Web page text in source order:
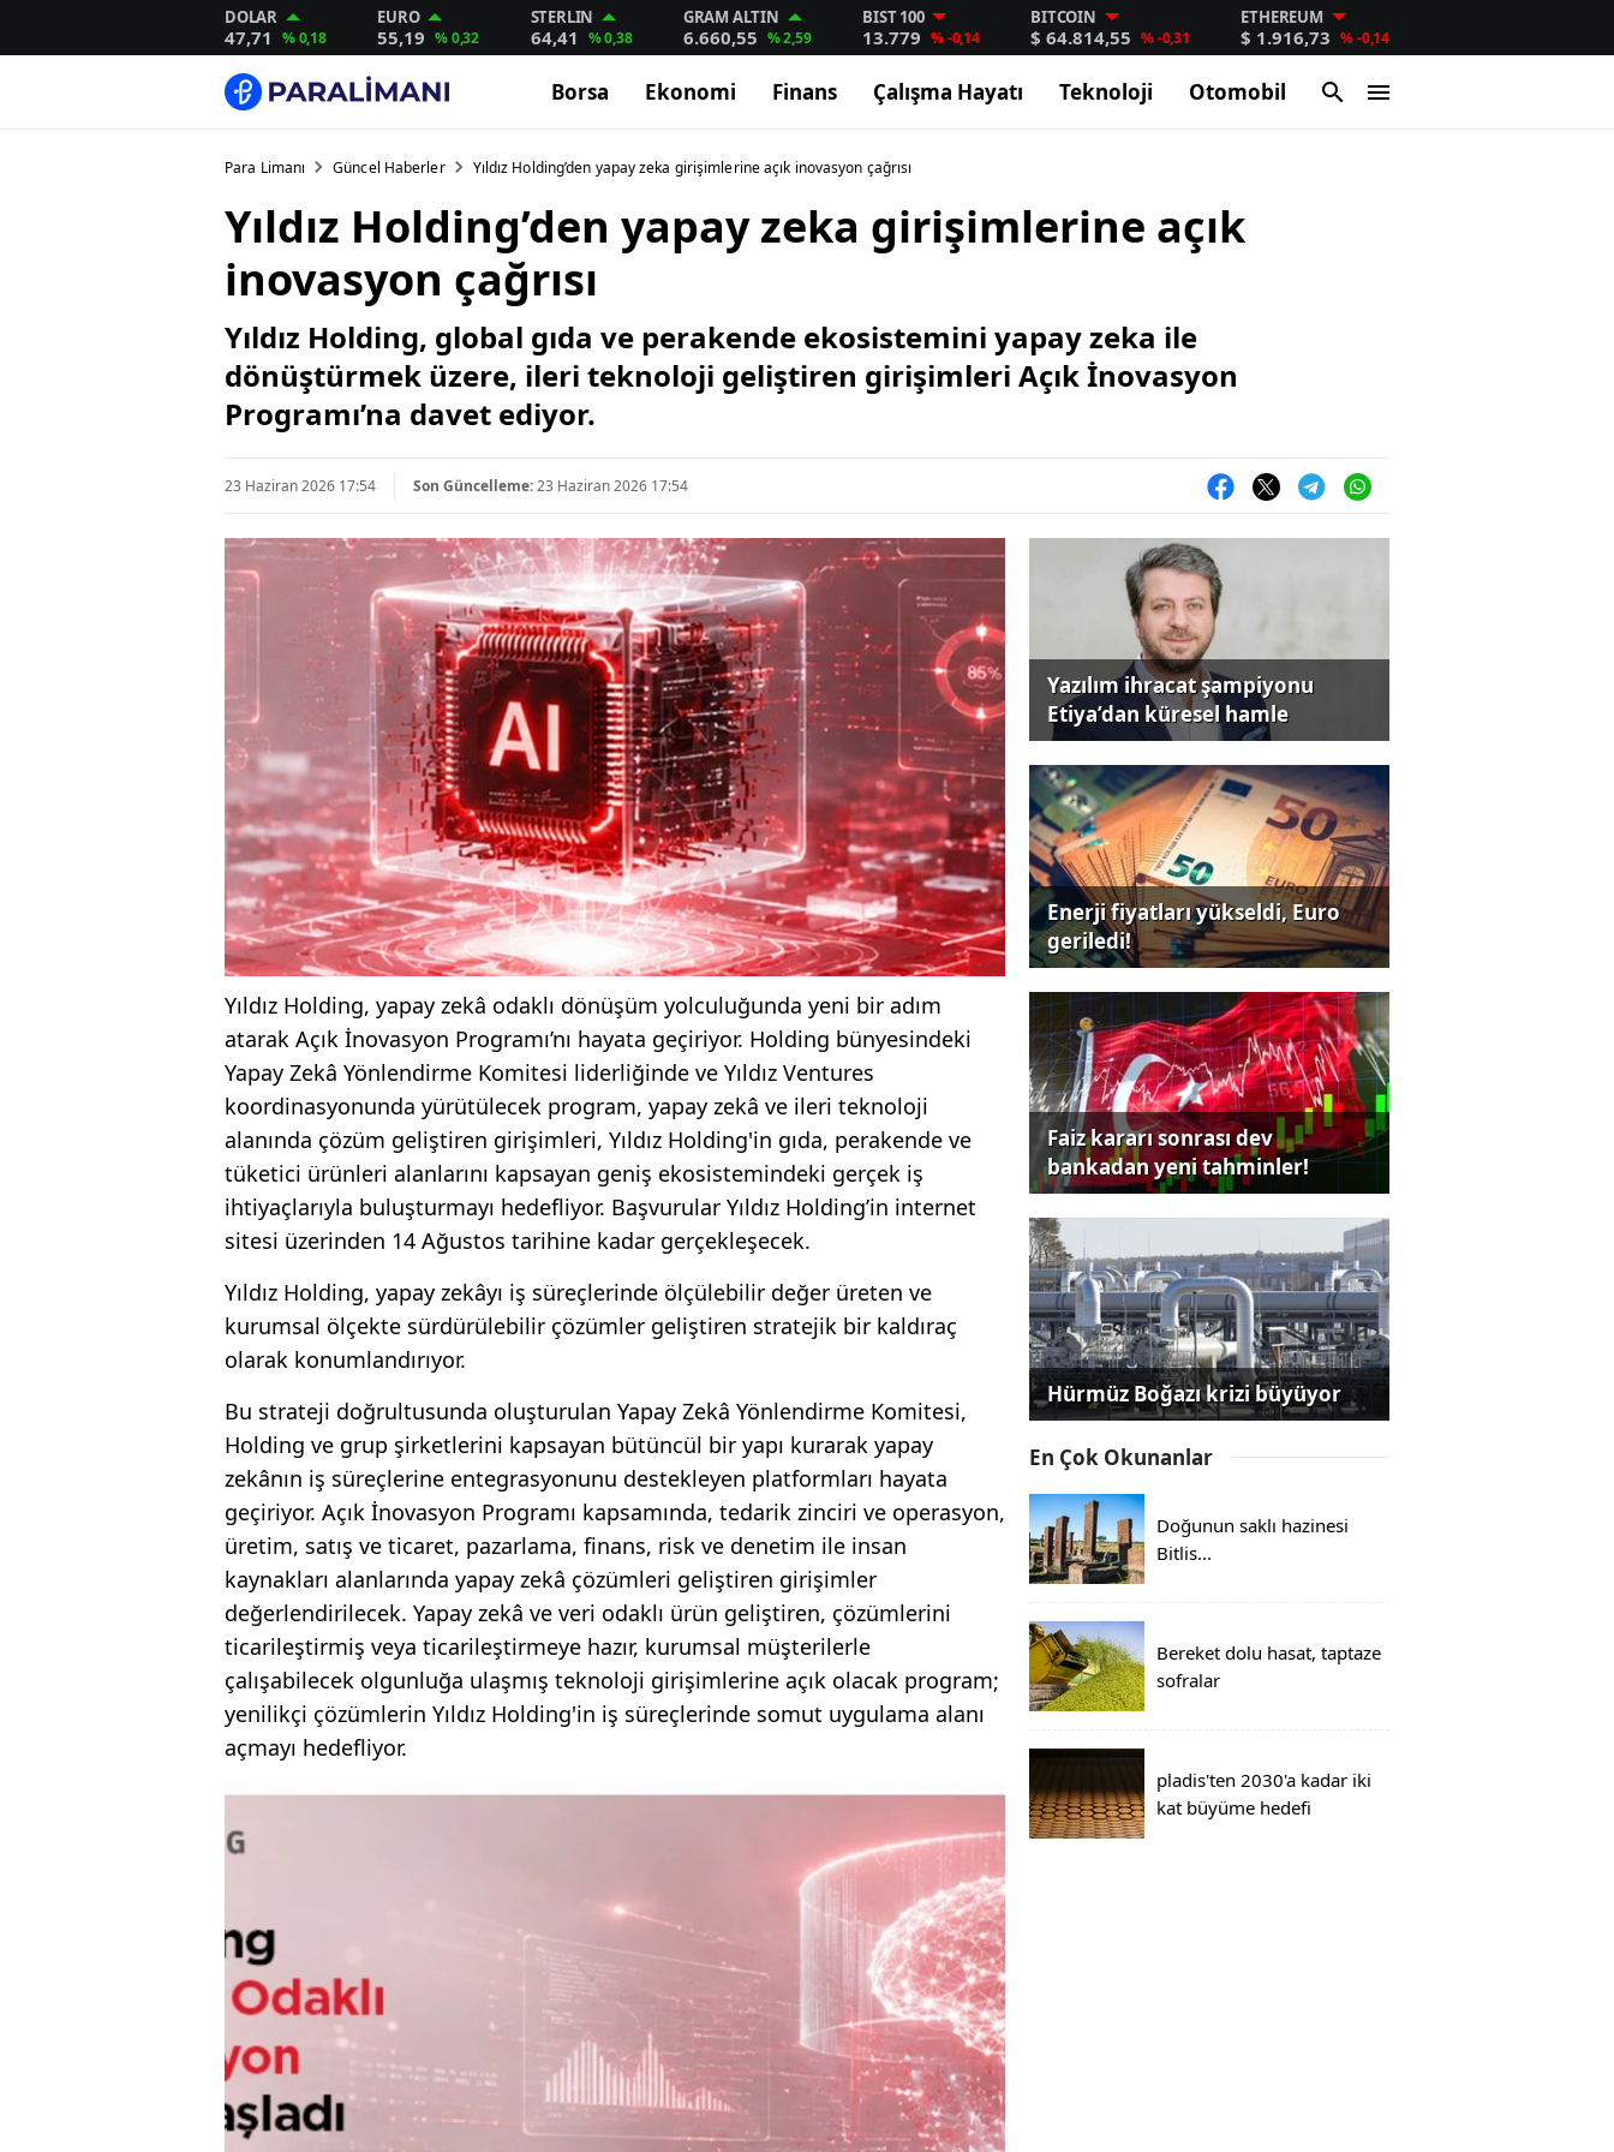
DOLAR
47,71 % 0,18
EURO
55,19 % 0,32
STERLIN
64,41 % 0,38
GRAM ALTIN
6.660,55 % 2,59
BIST 100
13.779 % -0,14
BITCOIN
$ 64.814,55 % -0,31
ETHEREUM
$ 1.916,73 % -0,14
Borsa Ekonomi Finans Çalışma Hayatı Teknoloji Otomobil
Para Limanı Güncel Haberler Yıldız Holding’den yapay zeka girişimlerine açık inovasyon çağrısı
Yıldız Holding’den yapay zeka girişimlerine açık
inovasyon çağrısı
Yıldız Holding, global gıda ve perakende ekosistemini yapay zeka ile
dönüştürmek üzere, ileri teknoloji geliştiren girişimleri Açık İnovasyon
Programı’na davet ediyor.
23 Haziran 2026 17:54 Son Güncelleme:23 Haziran 2026 17:54
Yıldız Holding, yapay zekâ odaklı dönüşüm yolculuğunda yeni bir adım
atarak Açık İnovasyon Programı’nı hayata geçiriyor. Holding bünyesindeki
Yapay Zekâ Yönlendirme Komitesi liderliğinde ve Yıldız Ventures
koordinasyonunda yürütülecek program, yapay zekâ ve ileri teknoloji
alanında çözüm geliştiren girişimleri, Yıldız Holding'in gıda, perakende ve
tüketici ürünleri alanlarını kapsayan geniş ekosistemindeki gerçek iş
ihtiyaçlarıyla buluşturmayı hedefliyor. Başvurular Yıldız Holding’in internet
sitesi üzerinden 14 Ağustos tarihine kadar gerçekleşecek.
Yıldız Holding, yapay zekâyı iş süreçlerinde ölçülebilir değer üreten ve
kurumsal ölçekte sürdürülebilir çözümler geliştiren stratejik bir kaldıraç
olarak konumlandırıyor.
Bu strateji doğrultusunda oluşturulan Yapay Zekâ Yönlendirme Komitesi,
Holding ve grup şirketlerini kapsayan bütüncül bir yapı kurarak yapay
zekânın iş süreçlerine entegrasyonunu destekleyen platformları hayata
geçiriyor. Açık İnovasyon Programı kapsamında, tedarik zinciri ve operasyon,
üretim, satış ve ticaret, pazarlama, finans, risk ve denetim ile insan
kaynakları alanlarında yapay zekâ çözümleri geliştiren girişimler
değerlendirilecek. Yapay zekâ ve veri odaklı ürün geliştiren, çözümlerini
ticarileştirmiş veya ticarileştirmeye hazır, kurumsal müşterilerle
çalışabilecek olgunluğa ulaşmış teknoloji girişimlerine açık olacak program;
yenilikçi çözümlerin Yıldız Holding'in iş süreçlerinde somut uygulama alanı
açmayı hedefliyor.
Yazılım ihracat şampiyonu
Etiya’dan küresel hamle
Enerji fiyatları yükseldi, Euro
geriledi!
Faiz kararı sonrası dev
bankadan yeni tahminler!
Hürmüz Boğazı krizi büyüyor
En Çok Okunanlar
Doğunun saklı hazinesi
Bitlis...
Bereket dolu hasat, taptaze
sofralar
pladis'ten 2030'a kadar iki
kat büyüme hedefi